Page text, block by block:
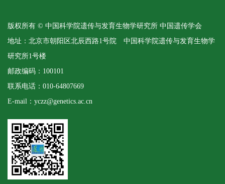
版权所有 © 中国科学院遗传与发育生物学研究所 中国遗传学会
地址：北京市朝阳区北辰西路1号院 中国科学院遗传与发育生物学
研究所1号楼
邮政编码：100101
联系电话：010-64807669
E-mail：yczz@genetics.ac.cn